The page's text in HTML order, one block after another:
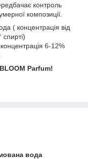
контроль
композиції.
( концентрація від
6-12%
Parfum!
вода